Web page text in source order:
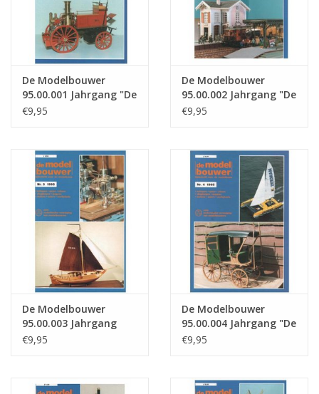
ABONNEMENT DER
MODELLBAUER
Baubeschreibungen
De Modelbouwer
95.00.001 Jahrgang "De
Modelbouwer"
€9,95
De Modelbouwer
95.00.002 Jahrgang "De
Modelbouwer"
€9,95
De Modelbouwer
95.00.003 Jahrgang
"Der Modellbauer"
€9,95
De Modelbouwer
95.00.004 Jahrgang "De
Modelbouwer"
€9,95